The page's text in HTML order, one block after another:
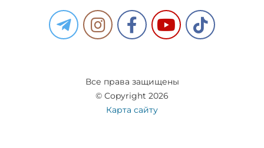
Все права защищены
© Copyright 2026
Карта сайту